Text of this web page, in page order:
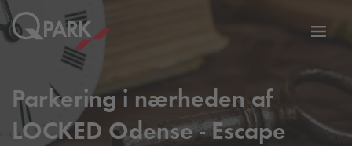
Slå
Parkering i nærheden af
LOCKED Odense - Escape